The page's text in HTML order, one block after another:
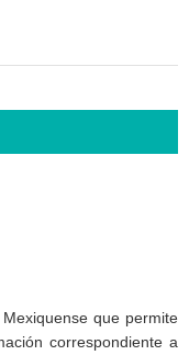
que permite
correspondiente a